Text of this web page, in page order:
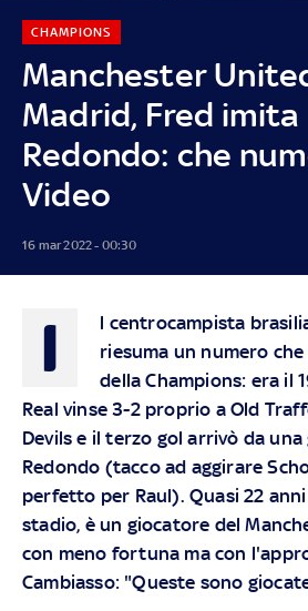
Manchester
Madrid, Fred imita
Redondo: che
Video
CHAMPIONS
16 mar 2022 - 00:30
I
l centrocampista
riesuma un numero
della Champions: era il
Real vinse 3-2 proprio a Old
Devils e il terzo gol arrivò da una
Redondo (tacco ad aggirare
perfetto per Raul). Quasi 22
stadio, è un giocatore del
con meno fortuna ma con
Cambiasso: "Queste sono